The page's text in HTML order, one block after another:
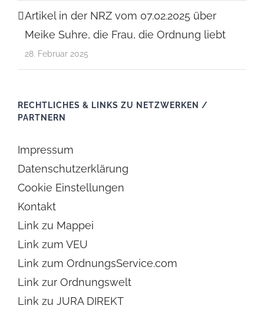
Artikel in der NRZ vom 07.02.2025 über
Meike Suhre, die Frau, die Ordnung liebt
28. Februar 2025
RECHTLICHES & LINKS ZU NETZWERKEN /
PARTNERN
Impressum
Datenschutzerklärung
Cookie Einstellungen
Kontakt
Link zu Mappei
Link zum VEU
Link zum OrdnungsService.com
Link zur Ordnungswelt
Link zu JURA DIREKT